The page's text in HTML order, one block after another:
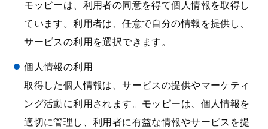
モッピーは、利用者の同意を得て個人情報を取得し
ています。利用者は、任意で自分の情報を提供し、
サービスの利用を選択できます。
個人情報の利用
取得した個人情報は、サービスの提供やマーケティ
ング活動に利用されます。モッピーは、個人情報を
適切に管理し、利用者に有益な情報やサービスを提